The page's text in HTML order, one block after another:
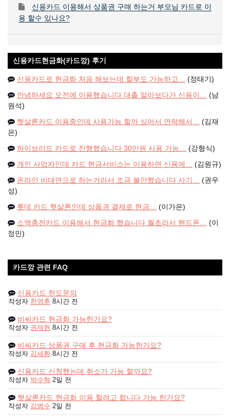
신용카드 이용해서 상품권 구매 하는거 부모님 카드로 이
용 할수 있나요?
신용카드현금화(카드깡) 후기
신용카드로 현금화 처음 해보는데 할부도 가능하고… (정태기)
안녕하세요 오전에 이용했습니다 대출 알아보다가 신용이… (남
원석)
햇살론카드 이용중인데 사용가능 할까 싶어서 연락해서… (김재
은)
하이브리드 카드로 진행했습니다 30만원 사용 가능… (강형식)
개인 사업자인데 카드 현금서비스는 이용하면 신용에… (김원규)
온라인 비대면으로 하는거라서 조금 불안했습니다 사기… (권우
성)
롯데 카드 햇살론인데 상품권 결제로 현금… (이가은)
소액충전카드 이용해서 현금화 했습니다 월초라서 핸드폰… (이
정민)
카드깡 관련 FAQ
신용카드 한도문의
작성자 한영훈 8시간 전
비씨카드 현금화 가능한가요?
작성자 권재현 8시간 전
비씨카드 상품권 구매 후 현금화 가능한가요?
작성자 김세환 8시간 전
신용카드 신청했는데 취소가 가능 할까요?
작성자 박수혁 2일 전
햇살론카드 현금화 이용 할려고 합니다 가능 한가요?
작성자 김병수 2일 전